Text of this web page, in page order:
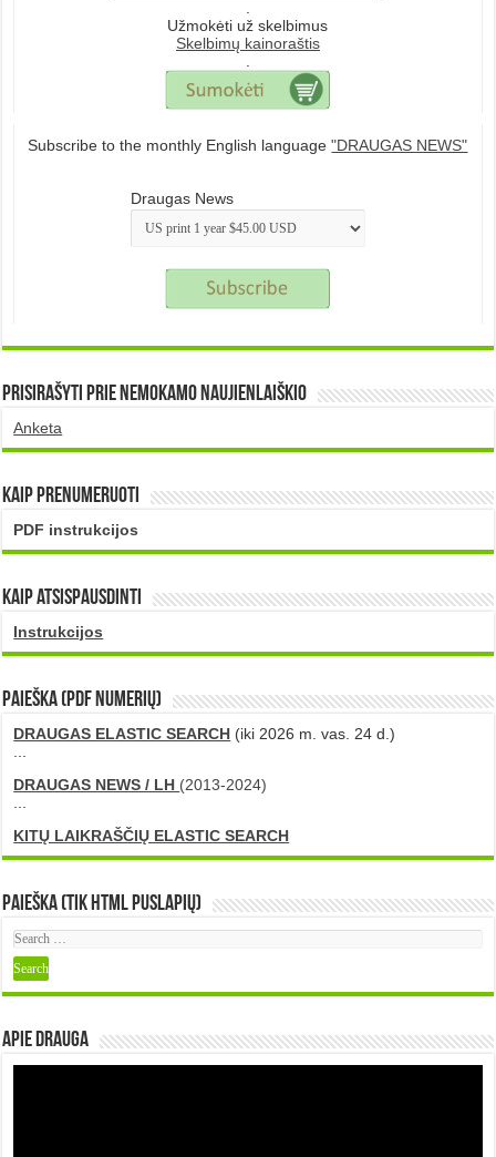
Užmokėti už skelbimus
Skelbimų kainoraštis
Subscribe to the monthly English language"DRAUGAS NEWS"
Draugas News
Prisirašyti prie nemokamo naujienlaiškio
Anketa
Kaip prenumeruoti
PDF instrukcijos
Kaip atsispausdinti
Instrukcijos
PAIEŠKA (PDF numerių)
DRAUGAS ELASTIC SEARCH (iki 2026 m. vas. 24 d.)
DRAUGAS NEWS / LH (2013-2024)
KITŲ LAIKRAŠČIŲ ELASTIC SEARCH
Paieška (tik HTML puslapių)
Apie DRAUGA